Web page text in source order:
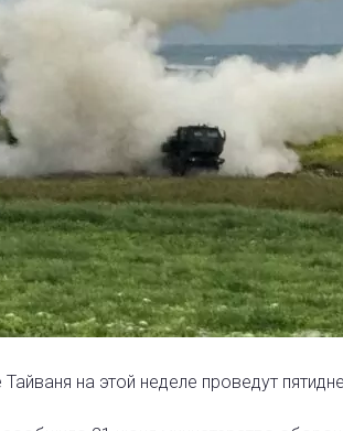
на этой неделе проведут